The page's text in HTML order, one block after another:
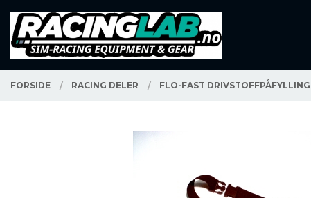
innholdet
PRODUKTER
Lukk
FORSIDE RACING DELER FLO-FAST DRIVSTOFFPÅFYLLING